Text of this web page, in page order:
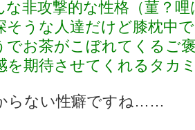
な非攻撃的な性格（菫？
そうな人達だけど膝枕中
でお茶がこぼれてくるご
を期待させてくれるタカ
らない性癖ですね……